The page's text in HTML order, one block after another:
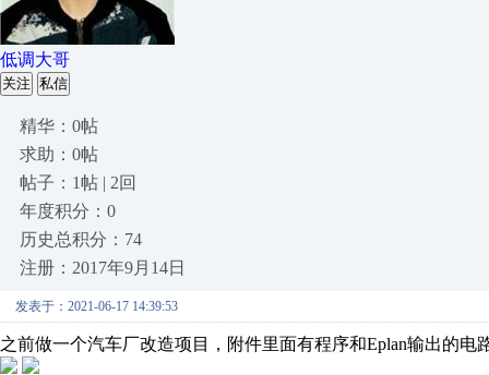
低调大哥
关注 私信
精华：0帖
求助：0帖
帖子：1帖 | 2回
年度积分：0
历史总积分：74
注册：2017年9月14日
发表于：2021-06-17 14:39:53
之前做一个汽车厂改造项目，附件里面有程序和Eplan输出的电